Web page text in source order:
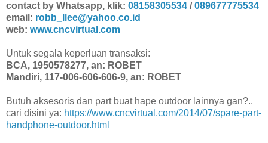
contact by Whatsapp, klik: 08158305534 /089677775534
email: robb_llee@yahoo.co.id
web: www.cncvirtual.com
Untuk segala keperluan transaksi:
BCA, 1950578277, an: ROBET
Mandiri, 117-006-606-606-9, an: ROBET
Butuh aksesoris dan part buat hape outdoor lainnya gan?..
cari disini ya: https://www.cncvirtual.com/2014/07/spare-part-
handphone-outdoor.html